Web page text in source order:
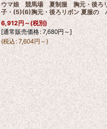
ウマ娘 競馬場 夏制服 胸元・後ろ
子・(5)(6)胸元・後ろリボン 夏服の
6,912円～(税別)
[通常販売価格: 7,680円～]
(税込: 7,604円～)